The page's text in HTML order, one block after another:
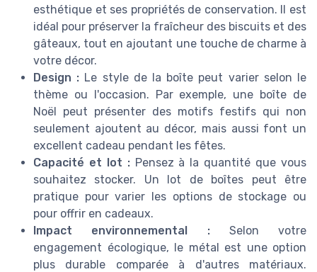
esthétique et ses propriétés de conservation. Il est
idéal pour préserver la fraîcheur des biscuits et des
gâteaux, tout en ajoutant une touche de charme à
votre décor.
Design : Le style de la boîte peut varier selon le
thème ou l'occasion. Par exemple, une boîte de
Noël peut présenter des motifs festifs qui non
seulement ajoutent au décor, mais aussi font un
excellent cadeau pendant les fêtes.
Capacité et lot :Pensez à la quantité que vous
souhaitez stocker. Un lot de boîtes peut être
pratique pour varier les options de stockage ou
pour offrir en cadeaux.
Impact environnemental :Selon votre
engagement écologique, le métal est une option
plus durable comparée à d'autres matériaux.